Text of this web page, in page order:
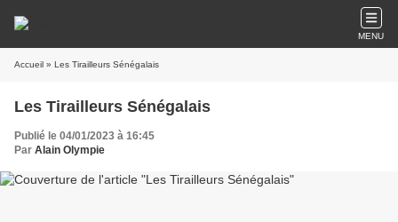
MENU
Accueil » Les Tirailleurs Sénégalais
Les Tirailleurs Sénégalais
Publié le 04/01/2023 à 16:45
Par Alain Olympie